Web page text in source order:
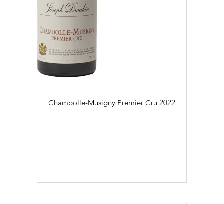
Chambolle-Musigny Premier Cru 2022